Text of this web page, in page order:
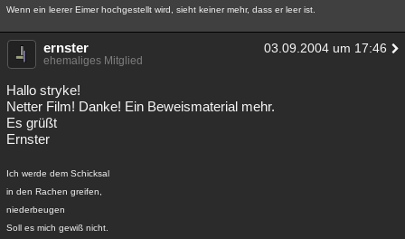
Lesenswert
Wenn ein leerer Eimer hochgestellt wird, sieht keiner mehr, dass er leer ist.
ernster 03.09.2004 um 17:46
ehemaliges Mitglied
Hallo stryke!
Netter Film! Danke! Ein Beweismaterial mehr.
Es grüßt
Ernster
Ich werde dem Schicksal
in den Rachen greifen,
niederbeugen
Soll es mich gewiß nicht.